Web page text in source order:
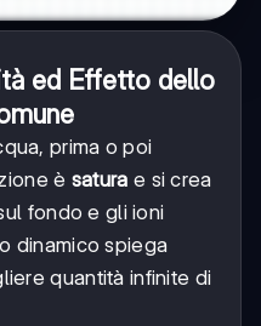
ed Effetto dello
prima o poi
è satura e si crea
fondo e gli ioni
dinamico spiega
quantità infinite di